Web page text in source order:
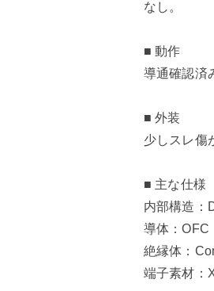
なし。
■ 動作
導通確認済
■ 外装
少しスレ傷
■ 主な仕様
内部構造：
導体：OFC
絶縁体：
端子素材：